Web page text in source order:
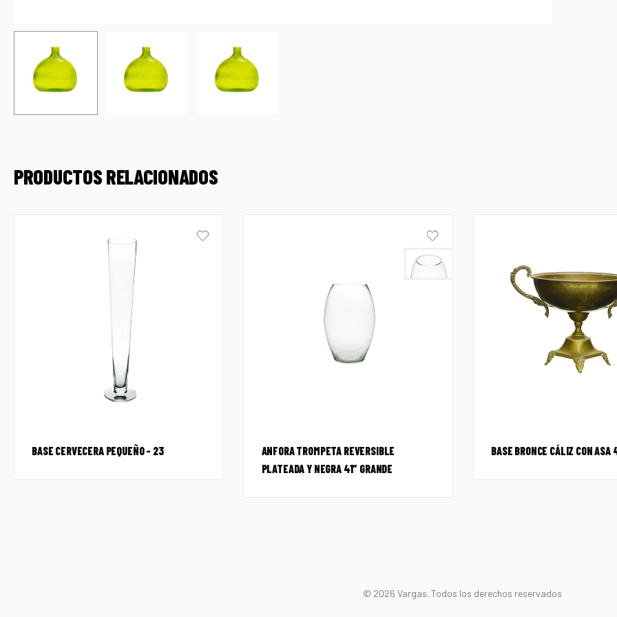
PRODUCTOS RELACIONADOS
BASE CERVECERA PEQUEÑO – 23
ANFORA TROMPETA REVERSIBLE
PLATEADA Y NEGRA 41″ GRANDE
BASE BRONCE CÁLIZ CON ASA
© 2026 Vargas. Todos los derechos reservados